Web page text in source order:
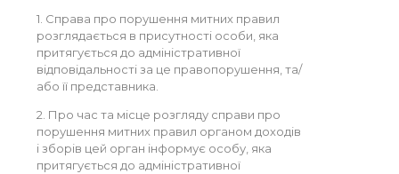
1. Справа про порушення митних правил
розглядається в присутності особи, яка
притягується до адміністративної
відповідальності за це правопорушення, та/
або її представника.
2. Про час та місце розгляду справи про
порушення митних правил органом доходів
і зборів цей орган інформує особу, яка
притягується до адміністративної